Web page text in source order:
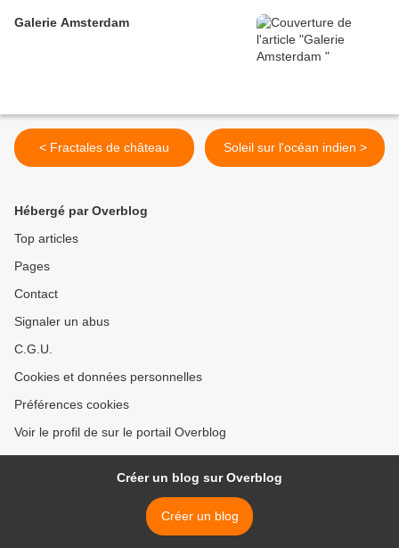
Galerie Amsterdam
< Fractales de château Soleil sur l'océan indien >
Hébergé par Overblog
Top articles
Pages
Contact
Signaler un abus
C.G.U.
Cookies et données personnelles
Préférences cookies
Voir le profil de sur le portail Overblog
Créer un blog sur Overblog
Créer un blog